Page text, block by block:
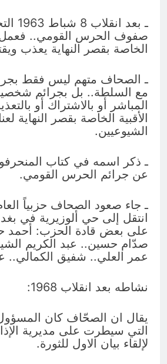
ـ
صفوف الحرس القومي.. فعمل
الخاصة بقصر النهاية يعذب
ـ الصحاف متهم ليس فقط
مع السلطة.. بل بجرائم
المباشر أو بالاشتراك أو
الأقبية الخاصة بقصر النهاية
الشيوعيين.
ـ ذكر اسمه في كتاب
عن جرائم الحرس القومي.
انتقل إلى حي ألوزيرية في
على بعض قادة الحزب: أحمد
صدّام حسين.. عبد الكريم
عمر العلي.. شفيق الكمالي..
نشاطه بعد انقلاب 1968:
يقال ان الصحّاف كان
التي سيطرت على مديرية
لإلقاء بيان الاول للثورة.